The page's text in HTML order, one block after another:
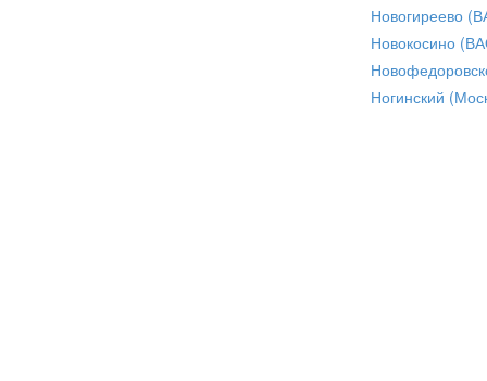
Новогиреево
Новокосино
Ногинский